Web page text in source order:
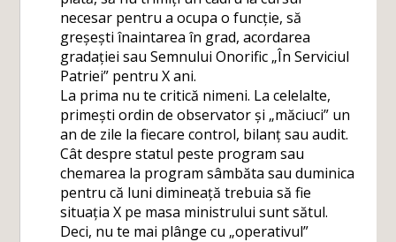
necesar pentru a ocupa o funcție, să
greșești înaintarea în grad, acordarea
gradației sau Semnului Onorific „În Serviciul
Patriei” pentru X ani.
La prima nu te critică nimeni. La celelalte,
primești ordin de observator și „măciuci” un
an de zile la fiecare control, bilanț sau audit.
Cât despre statul peste program sau
chemarea la program sâmbăta sau duminica
pentru că luni dimineață trebuia să fie
situația X pe masa ministrului sunt sătul.
Deci, nu te mai plânge cu „operativul”